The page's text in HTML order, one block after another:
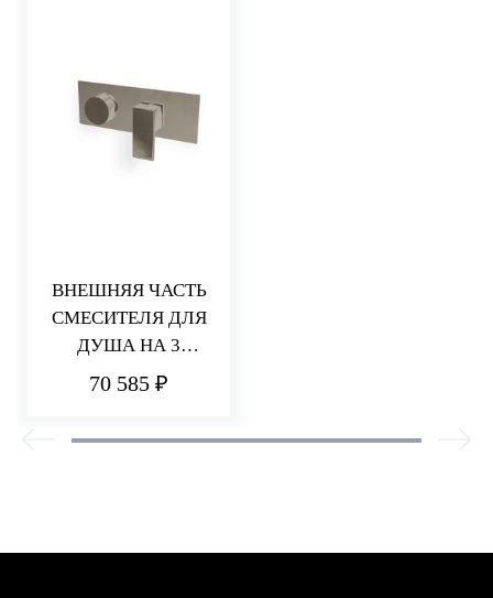
ВНЕШНЯЯ ЧАСТЬ
СМЕСИТЕЛЯ ДЛЯ
ДУША НА 3
ПОТРЕБИТЕЛЯ Q30
70 585 ₽